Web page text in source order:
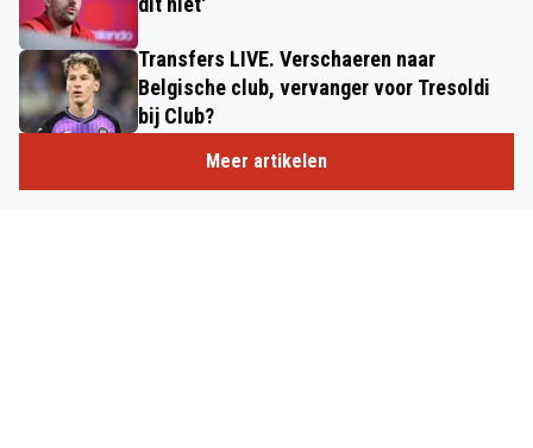
Transfers LIVE. Verschaeren naar
Belgische club, vervanger voor Tresoldi
bij Club?
Meer artikelen